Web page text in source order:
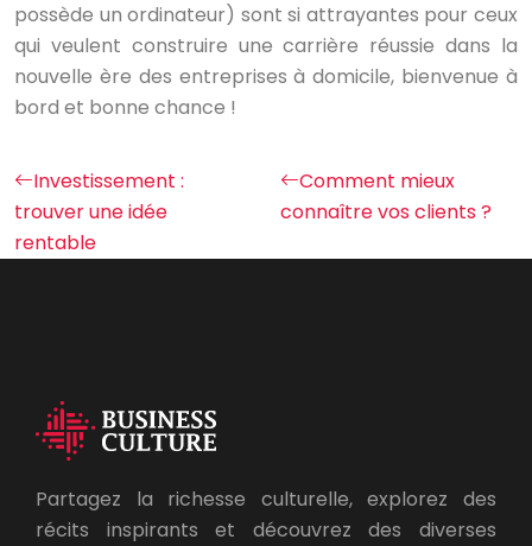
possède un ordinateur) sont si attrayantes pour ceux
qui veulent construire une carrière réussie dans la
nouvelle ère des entreprises à domicile, bienvenue à
bord et bonne chance !
Investissement :
trouver une idée
rentable
Comment mieux
connaître vos clients ?
Partagez la richesse culturelle, explorez des
récits inspirants et découvrez des diverses